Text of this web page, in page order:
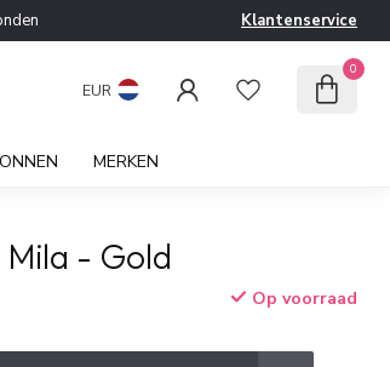
Klantenservice
EUR
0
MERKEN
- Gold
Op voorraad